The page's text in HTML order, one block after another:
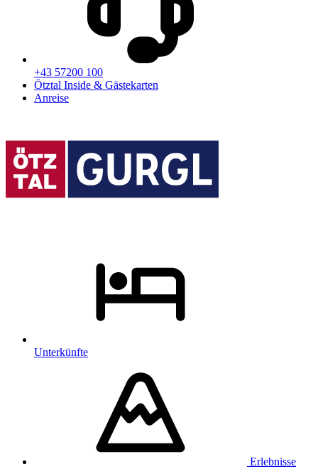
+43 57200 100
Ötztal Inside & Gästekarten
Anreise
Unterkünfte
Erlebnisse